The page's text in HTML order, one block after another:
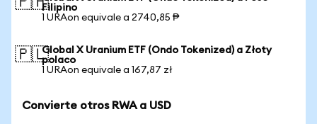
Filipino
1 URAon equivale a 2740,85 ₱
🇵🇱Global X Uranium ETF (Ondo Tokenized) a Złoty
polaco
1 URAon equivale a 167,87 zł
Convierte otros RWA a USD